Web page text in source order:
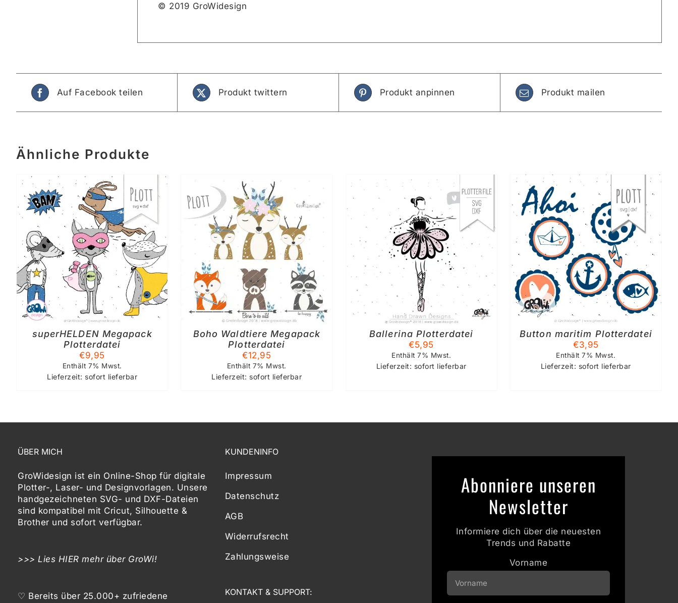
© 2019 GroWidesign
Auf Facebook teilen Produkt twittern Produkt anpinnen Produkt mailen
Ähnliche Produkte
superHELDEN Megapack
Plotterdatei
€9,95
Enthält 7% Mwst.
Lieferzeit: sofort lieferbar
IN DEN WARENKORB
/
DETAILS
Boho Waldtiere Megapack
Plotterdatei
€12,95
Enthält 7% Mwst.
Lieferzeit: sofort lieferbar
IN DEN WARENKORB
DETAILS
Ballerina Plotterdatei
€5,95
Enthält 7% Mwst.
Lieferzeit: sofort lieferbar
IN DEN WARENKORB
/
DETAILS
Button maritim Plotterdatei
€3,95
Enthält 7% Mwst.
Lieferzeit: sofort lieferbar
ÜBER MICH
GroWidesign ist ein Online-Shop für digitale
Plotter-, Laser- und Designvorlagen. Unsere
handgezeichneten SVG- und DXF-Dateien
sind kompatibel mit Cricut, Silhouette &
Brother und sofort verfügbar.
>>> Lies HIER mehr über GroWi!
♡ Bereits über 25.000+ zufriedene
KUNDENINFO
Impressum
Datenschutz
AGB
Widerrufsrecht
Zahlungsweise
KONTAKT & SUPPORT:
Abonniere unseren
Newsletter
Informiere dich über die neuesten
Trends und Rabatte
Vorname